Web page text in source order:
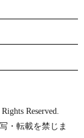
Reserved.
・転載を禁じま